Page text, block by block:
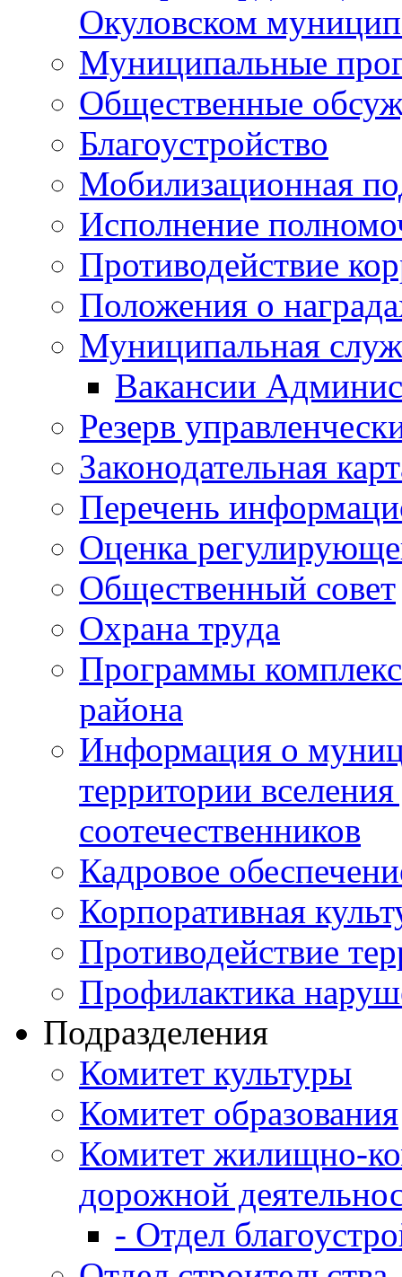
Окуловском
Муниципальные
Общественные
Благоустройство
Мобилизационная
Исполнение
Противодействие
Положения о
Муниципальная
Вакансии
Резерв
Законодательная
Перечень
Оценка
Общественный совет
Охрана труда
Программы
района
Информация о
территории
соотечественников
Кадровое
Корпоративная
Противодействие
Профилактика
Подразделения
Комитет культуры
Комитет образования
Комитет жилищно-
дорожной
- Отдел